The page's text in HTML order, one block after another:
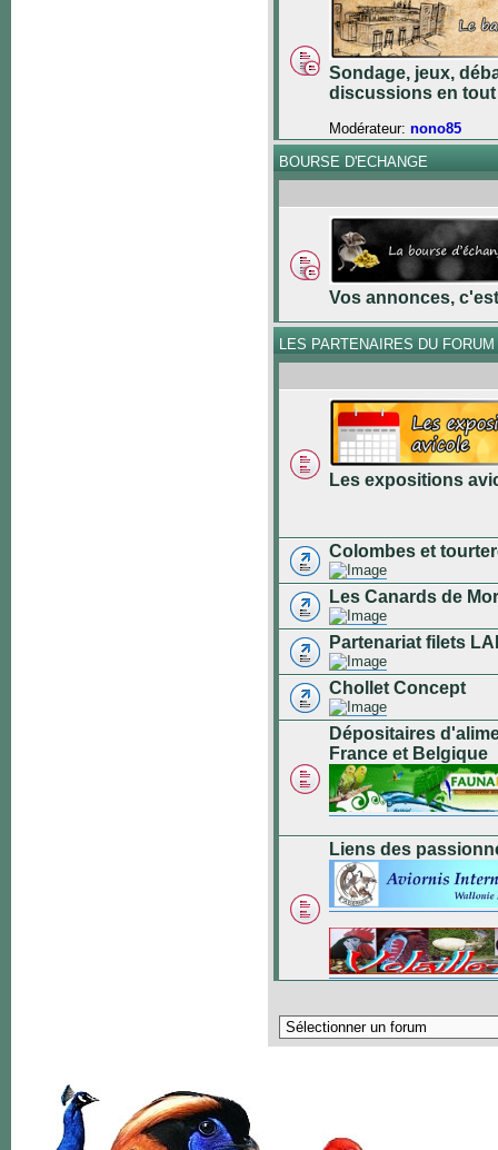
Sondage, jeux,
discussions en
Modérateur: nono85
BOURSE D'ECHANGE
Vos annonces,
LES PARTENAIRES DU FORUM
Les expositions
Colombes et
Les Canards de
Partenariat filets
Chollet Concept
Dépositaires
France et Belgique
Liens des